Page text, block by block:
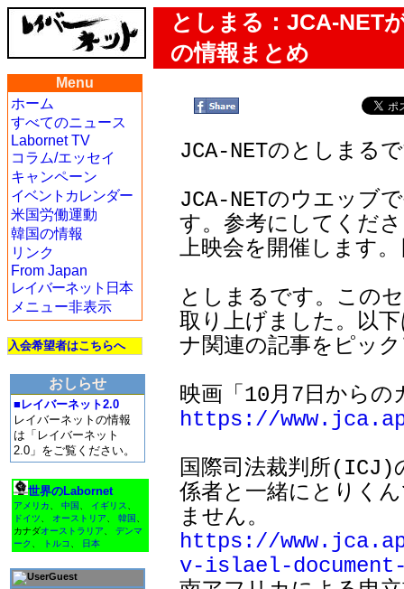
としまる：JCA-NET
の情報まとめ
Menu
ホーム
すべてのニュース
Labornet TV
コラム/エッセイ
キャンペーン
イベントカレンダー
米国労働運動
韓国の情報
リンク
From Japan
レイバーネット日本
メニュー非表示
入会希望者はこちらへ
おしらせ
■レイバーネット2.0
レイバーネットの情報
は「レイバーネット
2.0」をご覧ください。
世界のLabornet
アメリカ 中国 イギリス
ドイツ
オーストリア 韓国
カナダオーストラリア
デンマ
ーク
トルコ 日本
Guest
JCA-NETのとしまる
JCA-NETのウエッブ
す。参考にしてくだ
上映会を開催します
としまるです。この
取り上げました。以
ナ関連の記事をピッ
https://
国際司法裁判所(ICJ)
係者と一緒にとりく
https://
v-islael-